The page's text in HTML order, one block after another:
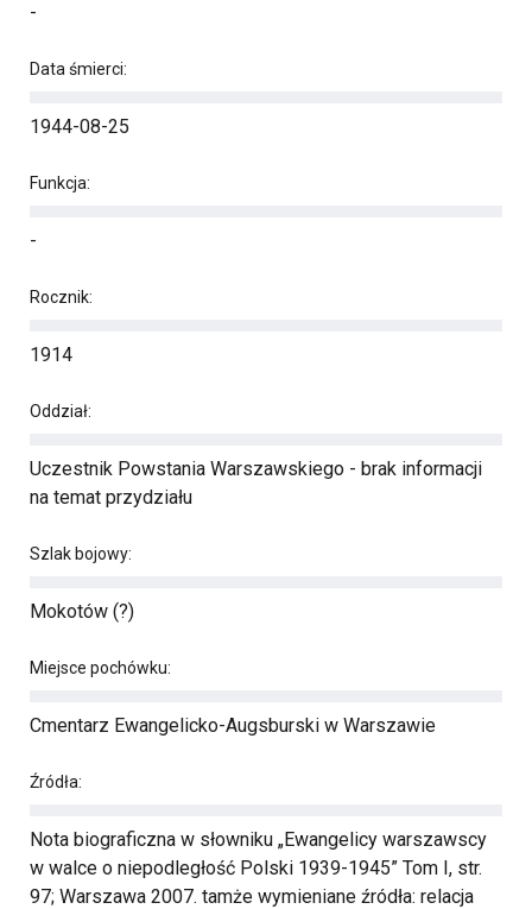
-
Data śmierci:
1944-08-25
Funkcja:
-
Rocznik:
1914
Oddział:
Uczestnik Powstania Warszawskiego - brak informacji
na temat przydziału
Szlak bojowy:
Mokotów (?)
Miejsce pochówku:
Cmentarz Ewangelicko-Augsburski w Warszawie
Źródła:
Nota biograficzna w słowniku „Ewangelicy warszawscy
w walce o niepodległość Polski 1939-1945” Tom I, str.
97; Warszawa 2007. tamże wymieniane źródła: relacja